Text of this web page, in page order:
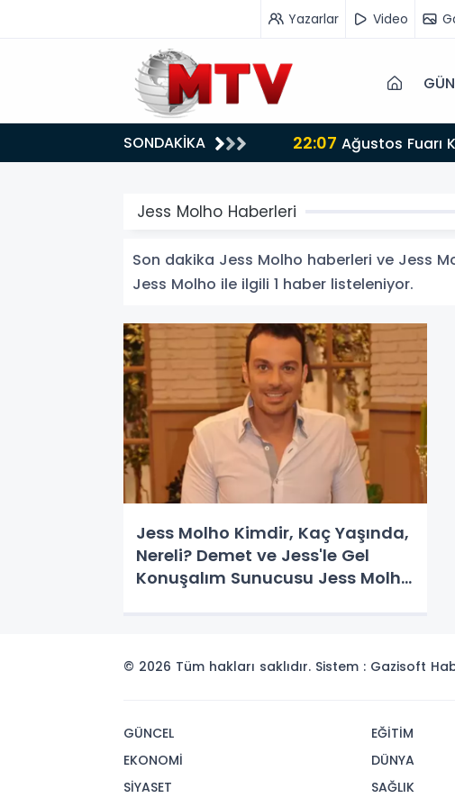
Yazarlar Video
SONDAKİKA 22:07 Ağustos Fuarı
Jess Molho Haberleri
Son dakika Jess Molho haberleri ve Jess
Jess Molho ile ilgili 1 haber listeleniyor.
Jess Molho Kimdir, Kaç Yaşında,
Nereli? Demet ve Jess'le Gel
Konuşalım Sunucusu Jess Molho
© 2026 Tüm hakları saklıdır. Sistem : Gazisoft
GÜNCEL
EKONOMİ
SİYASET
EĞİTİM
DÜNYA
SAĞLIK